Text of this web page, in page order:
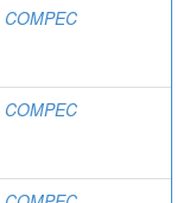
COMPEC
COMPEC